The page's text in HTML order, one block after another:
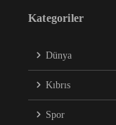
Kategoriler
Dünya
Kıbrıs
Spor